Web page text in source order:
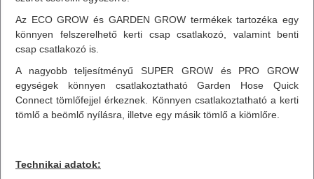
Az ECO GROW és GARDEN GROW termékek tartozéka egy
könnyen felszerelhető kerti csap csatlakozó, valamint benti
csap csatlakozó is.
A nagyobb teljesítményű SUPER GROW és PRO GROW
egységek könnyen csatlakoztatható Garden Hose Quick
Connect tömlőfejjel érkeznek. Könnyen csatlakoztatható a kerti
tömlő a beömlő nyílásra, illetve egy másik tömlő a kiömlőre.
Technikai adatok: